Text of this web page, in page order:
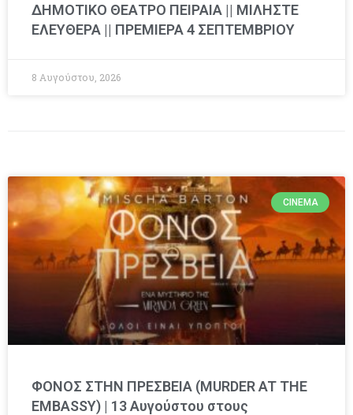
ΔΗΜΟΤΙΚΟ ΘΕΑΤΡΟ ΠΕΙΡΑΙΑ || ΜΙΛΗΣΤΕ
ΕΛΕΥΘΕΡΑ || ΠΡΕΜΙΕΡΑ 4 ΣΕΠΤΕΜΒΡΙΟΥ
8 Αυγούστου, 2026
CINEMA
ΦΟΝΟΣ ΣΤΗΝ ΠΡΕΣΒΕΙΑ (MURDER AT THE
EMBASSY) | 13 Αυγούστου στους